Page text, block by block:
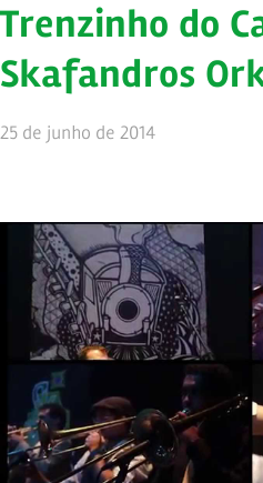
Trenzinho do
Skafandros
25 de junho de 2014